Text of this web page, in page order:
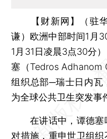
【财新网】（驻
谦） 欧洲中部时间1月
1月31日凌晨3点30分
塞（Tedros Adhanom
组织总部─瑞士日内瓦
为全球公共卫生突发事
在讲话中，谭德塞
对措施，重申世卫组